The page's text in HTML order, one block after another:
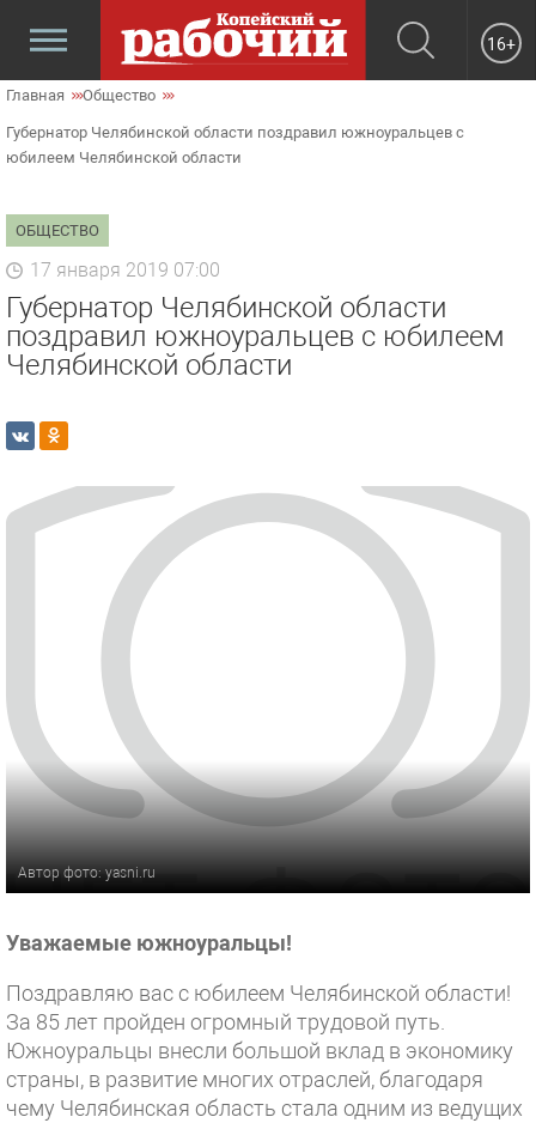
16+
Главная Общество
Губернатор Челябинской области поздравил южноуральцев с
юбилеем Челябинской области
ОБЩЕСТВО
17 января 2019 07:00
Губернатор Челябинской области
поздравил южноуральцев с юбилеем
Челябинской области
Автор фото: yasni.ru
Уважаемые южноуральцы!
Поздравляю вас с юбилеем Челябинской области!
За 85 лет пройден огромный трудовой путь.
Южноуральцы внесли большой вклад в экономику
страны, в развитие многих отраслей, благодаря
чему Челябинская область стала одним из ведущих